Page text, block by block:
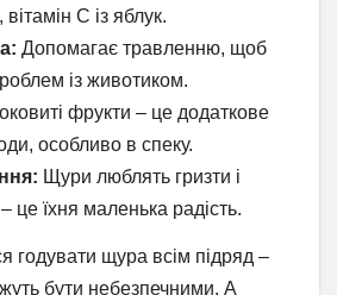
C із яблук.
Допомагає травленню, щоб
із животиком.
фрукти – це додаткове
особливо в спеку.
Щури люблять гризти і
це їхня маленька радість.
годувати щура всім підряд –
бути небезпечними. А